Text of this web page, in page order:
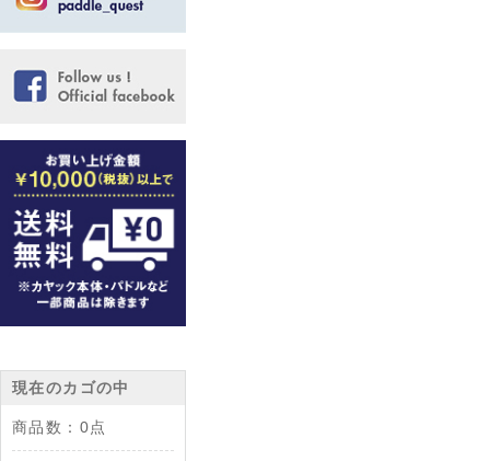
現在のカゴの中
商品数： 0点